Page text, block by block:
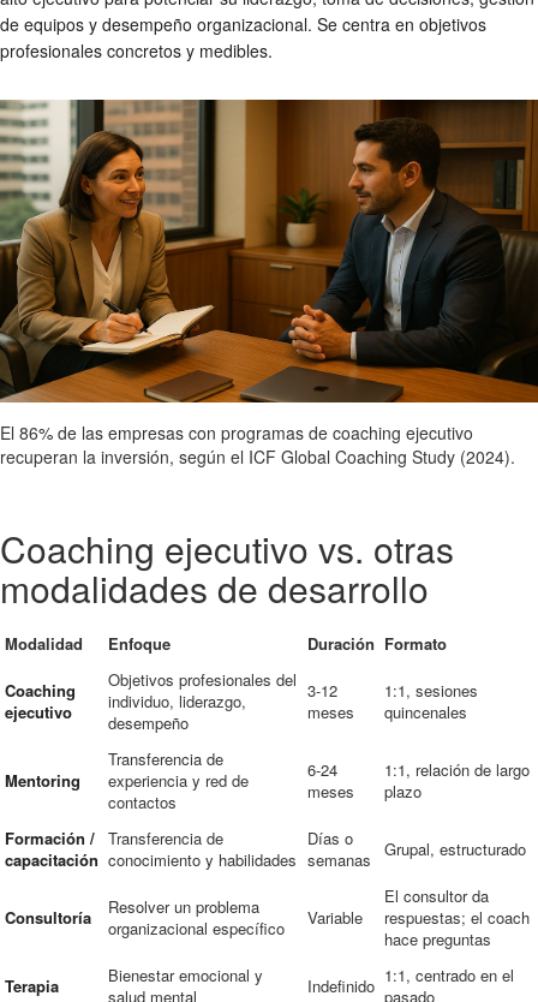
de equipos y desempeño organizacional. Se centra en objetivos
profesionales concretos y medibles.
El 86% de las empresas con programas de coaching ejecutivo
recuperan la inversión, según el ICF Global Coaching Study (2024).
Coaching ejecutivo vs. otras
modalidades de desarrollo
Modalidad Enfoque Duración Formato
Coaching
ejecutivo
Objetivos profesionales del
individuo, liderazgo,
desempeño
3-12
meses
1:1, sesiones
quincenales
Mentoring
Transferencia de
experiencia y red de
contactos
6-24
meses
1:1, relación de largo
plazo
Formación /
capacitación
Transferencia de
conocimiento y habilidades
Días o
semanas
Grupal, estructurado
Consultoría
Resolver un problema
organizacional específico
Variable
El consultor da
respuestas; el coach
hace preguntas
Terapia
Bienestar emocional y
salud mental
Indefinido 1:1, centrado en el
pasado